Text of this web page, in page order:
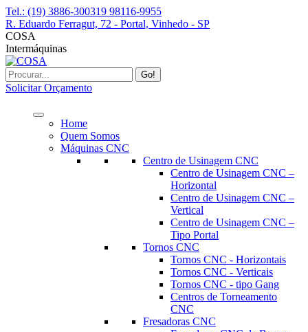
Pular
para
o
conteúdo
Tel.: (19) 3886-300319 98116-9955
R. Eduardo Ferragut, 72 - Portal, Vinhedo - SP
Facebook
page
opens
in
new
Instagram
page
opens
in
new
YouTube
page
opens
in
new
Linkedin
page
opens
in
new
Whatsapp
page
opens
in
new
COSA
Intermáquinas
Buscar
Solicitar Orçamento
Home
Quem Somos
Máquinas CNC
Centro de Usinagem CNC
Centro de Usinagem CNC –
Horizontal
Centro de Usinagem CNC –
Vertical
Centro de Usinagem CNC –
Tipo Portal
Tornos CNC
Tornos CNC - Horizontais
Tornos CNC - Verticais
Tornos CNC - tipo Gang
Centros de Torneamento
CNC
Fresadoras CNC